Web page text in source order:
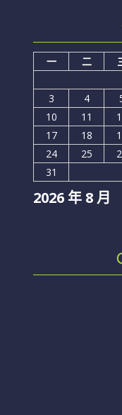
2026 年 8 月
一 二
3
4
10
11
17
18
24
25
31